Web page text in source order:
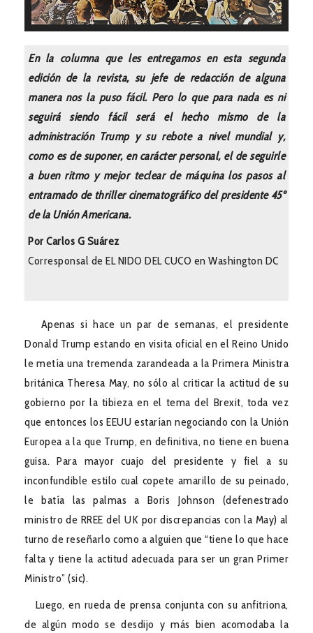
En la columna que les entregamos en esta segunda
edición de la revista, su jefe de redacción de alguna
manera nos la puso fácil. Pero lo que para nada es ni
seguirá siendo fácil será el hecho mismo de la
administración Trump y su rebote a nivel mundial y,
como es de suponer, en carácter personal, el de seguirle
a buen ritmo y mejor teclear de máquina los pasos al
entramado de thriller cinematográfico del presidente 45º
de la Unión Americana.
Por Carlos G Suárez
Corresponsal de EL NIDO DEL CUCO en Washington DC
Apenas si hace un par de semanas, el presidente
Donald Trump estando en visita oficial en el Reino Unido
le metía una tremenda zarandeada a la Primera Ministra
británica Theresa May, no sólo al criticar la actitud de su
gobierno por la tibieza en el tema del Brexit, toda vez
que entonces los EEUU estarían negociando con la Unión
Europea a la que Trump, en definitiva, no tiene en buena
guisa. Para mayor cuajo del presidente y fiel a su
inconfundible estilo cual copete amarillo de su peinado,
le batía las palmas a Boris Johnson (defenestrado
ministro de RREE del UK por discrepancias con la May) al
turno de reseñarlo como a alguien que “tiene lo que hace
falta y tiene la actitud adecuada para ser un gran Primer
Ministro” (sic).
Luego, en rueda de prensa conjunta con su anfitriona,
de algún modo se desdijo y más bien acomodaba la